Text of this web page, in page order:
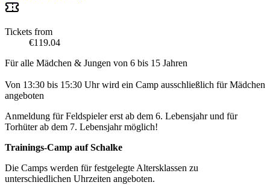
Tickets from
€119.04
Für alle Mädchen & Jungen von 6 bis 15 Jahren
Von 13:30 bis 15:30 Uhr wird ein Camp ausschließlich für Mädchen
angeboten
Anmeldung für Feldspieler erst ab dem 6. Lebensjahr und für
Torhüter ab dem 7. Lebensjahr möglich!
Trainings-Camp auf Schalke
Die Camps werden für festgelegte Altersklassen zu
unterschiedlichen Uhrzeiten angeboten.